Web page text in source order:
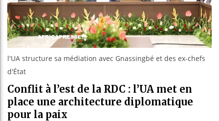
l'UA structure sa médiation avec Gnassingbé et des ex-chefs
d'État
Conflit à l’est de la RDC : l’UA met en
place une architecture diplomatique
pour la paix